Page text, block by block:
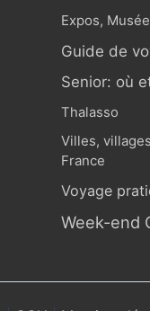
Expos,
Guide de
Senior: où
Thalasso
Villes,
France
Voyage
Week-end